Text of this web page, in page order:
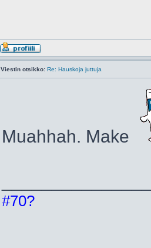
Viestin otsikko: Re: Hauskoja juttuja
Muahhah. Make
#70?